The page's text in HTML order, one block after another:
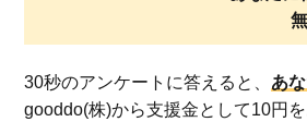
30秒のアンケートに答えると、 あ
gooddo(株)から支援金として10円を